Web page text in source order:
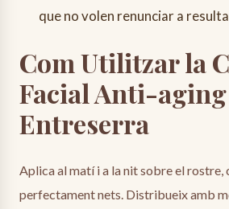
que no volen renunciar a
Com Utilitzar la
Facial Anti-
Entreserra
Aplica al matí i a la nit sobre el rostre,
perfectament nets. Distribueix amb